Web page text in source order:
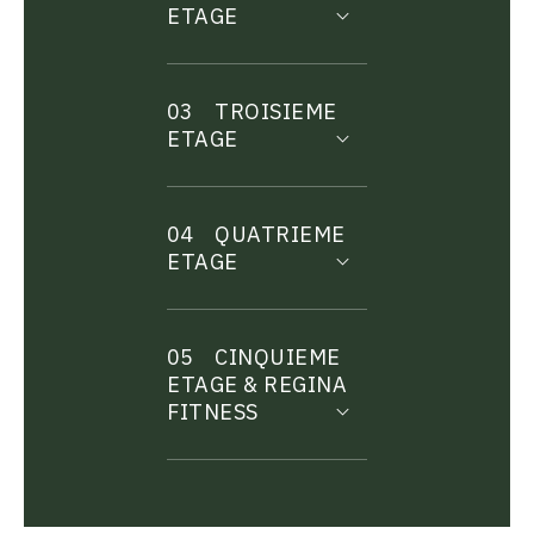
ETAGE
03
TROISIEME
ETAGE
04
QUATRIEME
ETAGE
05
CINQUIEME
ETAGE & REGINA
FITNESS